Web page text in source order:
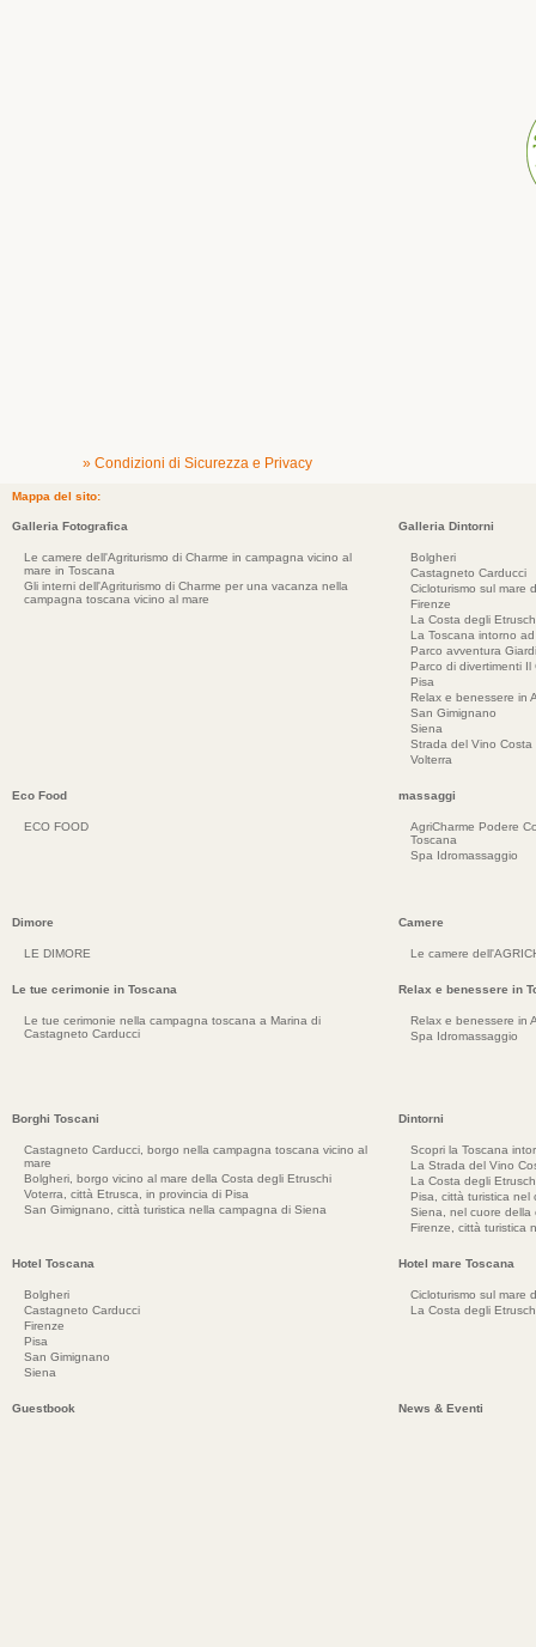
» Condizioni di Sicurezza e Privacy
Mappa del sito:
Galleria Fotografica
Le camere dell'Agriturismo di Charme in campagna vicino al
mare in Toscana
Gli interni dell'Agriturismo di Charme per una vacanza nella
campagna toscana vicino al mare
Galleria Dintorni
Bolgheri
Castagneto Carducci
Cicloturismo sul mare
Firenze
La Costa degli
La Toscana intorno
Parco avventura
Parco di divertimenti Il
Pisa
Relax e benessere in
San Gimignano
Siena
Strada del Vino Costa
Volterra
Eco Food
ECO FOOD
massaggi
AgriCharme Podere
Toscana
Spa Idromassaggio
Dimore
LE DIMORE
Camere
Le camere
Le tue cerimonie in Toscana
Le tue cerimonie nella campagna toscana a Marina di
Castagneto Carducci
Relax e benessere in
Relax e benessere in
Spa Idromassaggio
Borghi Toscani
Castagneto Carducci, borgo nella campagna toscana vicino al
mare
Bolgheri, borgo vicino al mare della Costa degli Etruschi
Voterra, città Etrusca, in provincia di Pisa
San Gimignano, città turistica nella campagna di Siena
Dintorni
Scopri la Toscana
La Strada del Vino
La Costa degli
Pisa, città turistica nel
Siena, nel cuore della
Firenze, città turistica
Hotel Toscana
Bolgheri
Castagneto Carducci
Firenze
Pisa
San Gimignano
Siena
Hotel mare Toscana
Cicloturismo sul mare
La Costa degli
Guestbook News & Eventi